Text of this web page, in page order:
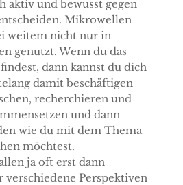
aktiv und bewusst gegen
Mikrowellen
weitem nicht nur in
genutzt. Wenn du das
dann kannst du dich
damit beschäftigen
recherchieren und
und dann
wie du mit dem Thema
möchtest.
ja oft erst dann
verschiedene Perspektiven